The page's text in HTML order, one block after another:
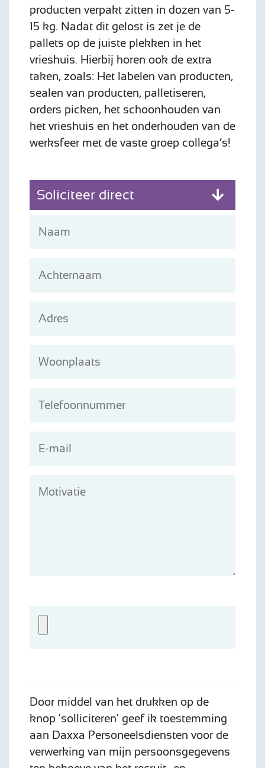
producten verpakt zitten in dozen van 5-
15 kg. Nadat dit gelost is zet je de
pallets op de juiste plekken in het
vrieshuis. Hierbij horen ook de extra
taken, zoals: Het labelen van producten,
sealen van producten, palletiseren,
orders picken, het schoonhouden van
het vrieshuis en het onderhouden van de
werksfeer met de vaste groep collega’s!
Soliciteer direct
Door middel van het drukken op de
knop 'solliciteren' geef ik toestemming
aan Daxxa Personeelsdiensten voor de
verwerking van mijn persoonsgegevens